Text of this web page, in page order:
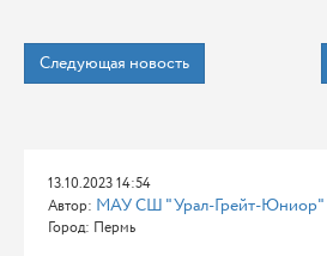
Следующая новость
13.10.2023 14:54
Автор: МАУ СШ "Урал-Грейт-Юниор"
Город: Пермь